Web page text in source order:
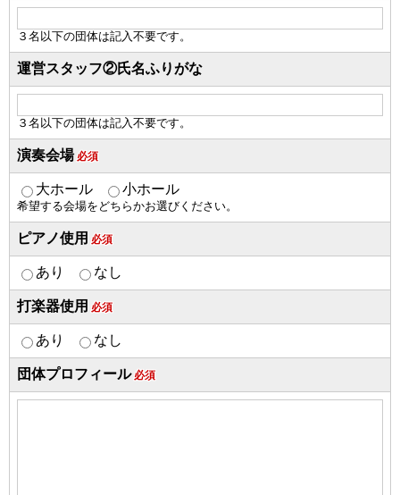
３名以下の団体は記入不要です。
運営スタッフ②氏名ふりがな
３名以下の団体は記入不要です。
演奏会場 必須
大ホール 小ホール
希望する会場をどちらかお選びください。
ピアノ使用 必須
あり なし
打楽器使用 必須
あり なし
団体プロフィール 必須